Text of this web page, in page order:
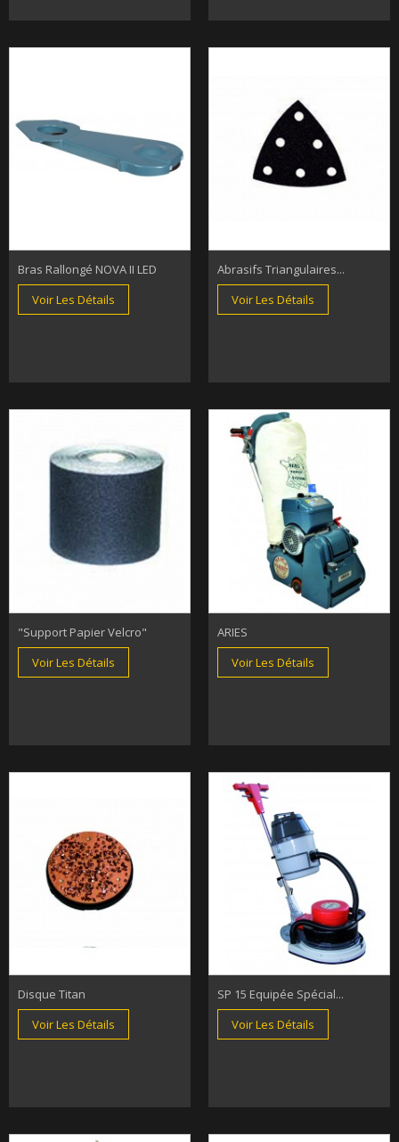
Bras Rallongé NOVA II LED
Voir Les Détails
Abrasifs Triangulaires...
Voir Les Détails
"support Papier Velcro"
Voir Les Détails
ARIES
Voir Les Détails
Disque Titan
Voir Les Détails
SP 15 Equipée Spécial...
Voir Les Détails